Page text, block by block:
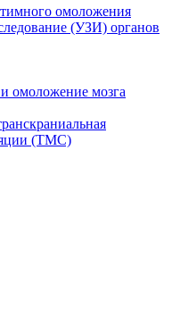
омоложения
(УЗИ) органов
омоложение мозга
(ТМС)